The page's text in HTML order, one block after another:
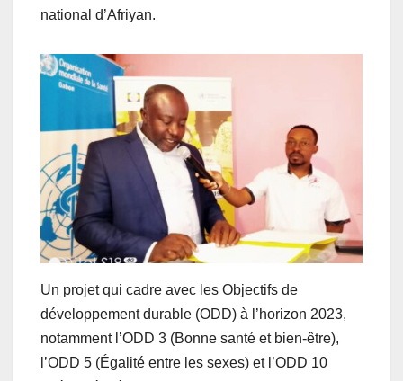
national d’Afriyan.
Un projet qui cadre avec les Objectifs de
développement durable (ODD) à l’horizon 2023,
notamment l’ODD 3 (Bonne santé et bien-être),
l’ODD 5 (Égalité entre les sexes) et l’ODD 10